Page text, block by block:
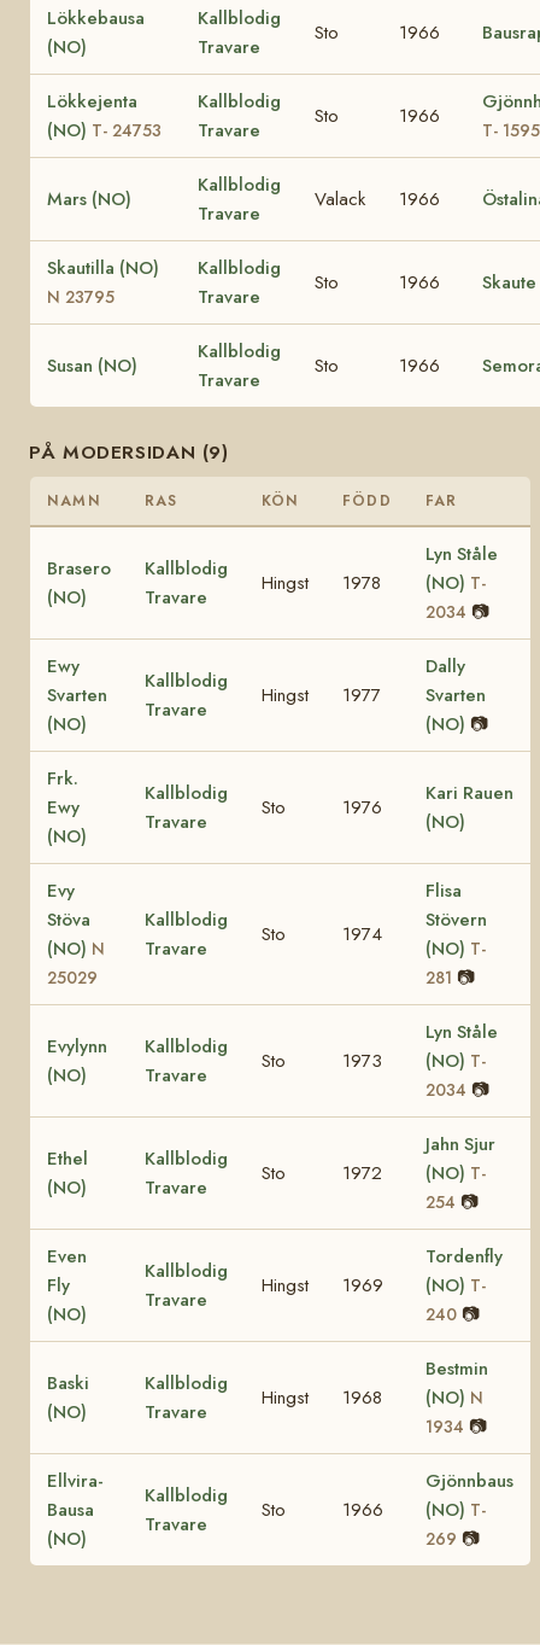
Lökkebausa
(NO)
Kallblodig
Travare
Sto 1966
Lökkejenta
(NO) T- 24753
Kallblodig
Travare
Sto 1966
T- 1595
Mars (NO)
Kallblodig
Travare
Valack 1966
Skautilla (NO)
N 23795
Kallblodig
Travare
Sto 1966
Susan (NO)
Kallblodig
Travare
Sto 1966
PÅ MODERSIDAN (9)
NAMN RAS KÖN FÖDD FAR
Brasero
(NO)
Kallblodig
Travare
Hingst 1978
Lyn Ståle
(NO) T-
2034 📷
Ewy
Svarten
(NO)
Kallblodig
Travare
Hingst 1977
Dally
Svarten
(NO) 📷
Frk.
Ewy
(NO)
Kallblodig
Travare
Sto 1976
Kari Rauen
(NO)
Evy
Stöva
(NO) N
25029
Kallblodig
Travare
Sto 1974
Flisa
Stövern
(NO) T-
281 📷
Evylynn
(NO)
Kallblodig
Travare
Sto 1973
Lyn Ståle
(NO) T-
2034 📷
Ethel
(NO)
Kallblodig
Travare
Sto 1972
Jahn Sjur
(NO) T-
254 📷
Even
Fly
(NO)
Kallblodig
Travare
Hingst 1969
Tordenfly
(NO) T-
240 📷
Baski
(NO)
Kallblodig
Travare
Hingst 1968
Bestmin
(NO) N
1934 📷
Ellvira-
Bausa
(NO)
Kallblodig
Travare
Sto 1966
Gjönnbaus
(NO) T-
269 📷